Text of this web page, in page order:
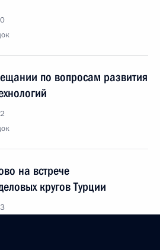
по вопросам развития
на встрече
кругов Турции